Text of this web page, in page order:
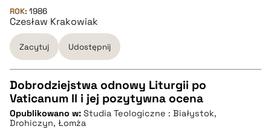
pobierz cytat
BIBTEX
pobierz cytat
ROK: 1986
Czesław Krakowiak
Zacytuj Udostępnij
CZYSTY TEKST
Dobrodziejstwa odnowy Liturgii po
Vaticanum II i jej pozytywna ocena
Opublikowano w: Studia Teologiczne : Białystok,
Drohiczyn, Łomża